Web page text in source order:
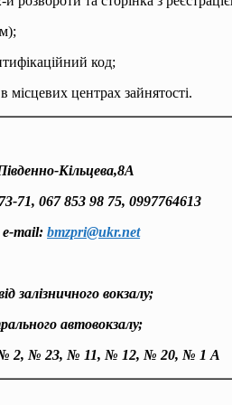
код;
місцевих центрах зайнятості.
Кільцева,8А
73-71, 067 853 98 75, 0997764613
e-mail:bmzpri@ukr.net
залізничного вокзалу;
автовокзалу;
2, № 23, № 11, № 12, № 20, № 1 А